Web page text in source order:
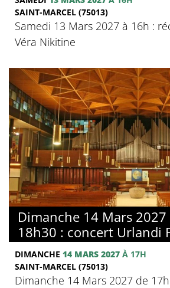
SAINT-MARCEL (75013)
Samedi 13 Mars 2027 à 16h :
Véra Nikitine
Dimanche 14 Mars
18h30 : concert Urlandi
DIMANCHE 14 MARS 2027 À 17H
SAINT-MARCEL (75013)
Dimanche 14 Mars 2027 de